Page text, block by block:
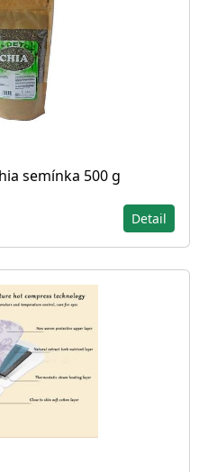
semínka 500 g
Detail